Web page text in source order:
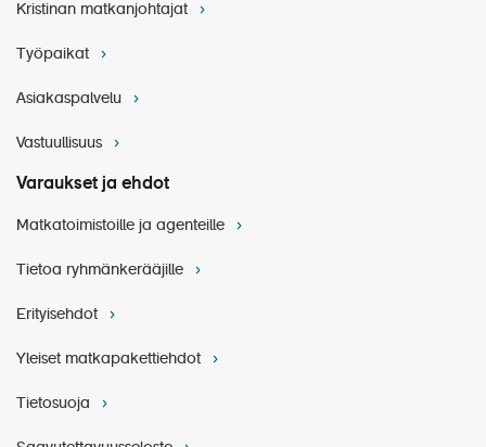
Kristinan matkanjohtajat
Työpaikat
Asiakaspalvelu
Vastuullisuus
Varaukset ja ehdot
Matkatoimistoille ja agenteille
Tietoa ryhmänkerääjille
Erityisehdot
Yleiset matkapakettiehdot
Tietosuoja